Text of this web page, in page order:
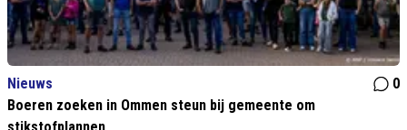
Nieuws
0
Boeren zoeken in Ommen steun bij gemeente om